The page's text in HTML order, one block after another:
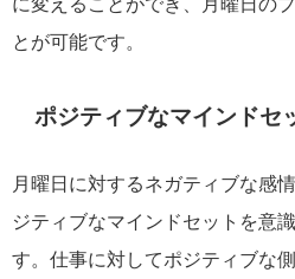
とが可能です。
ポジティブなマインドセ
月曜日に対するネガティブな感
ジティブなマインドセットを意
す。仕事に対してポジティブな